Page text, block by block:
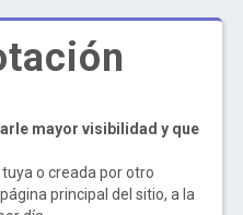
mayor visibilidad y que
o creada por otro
principal del sitio, a la